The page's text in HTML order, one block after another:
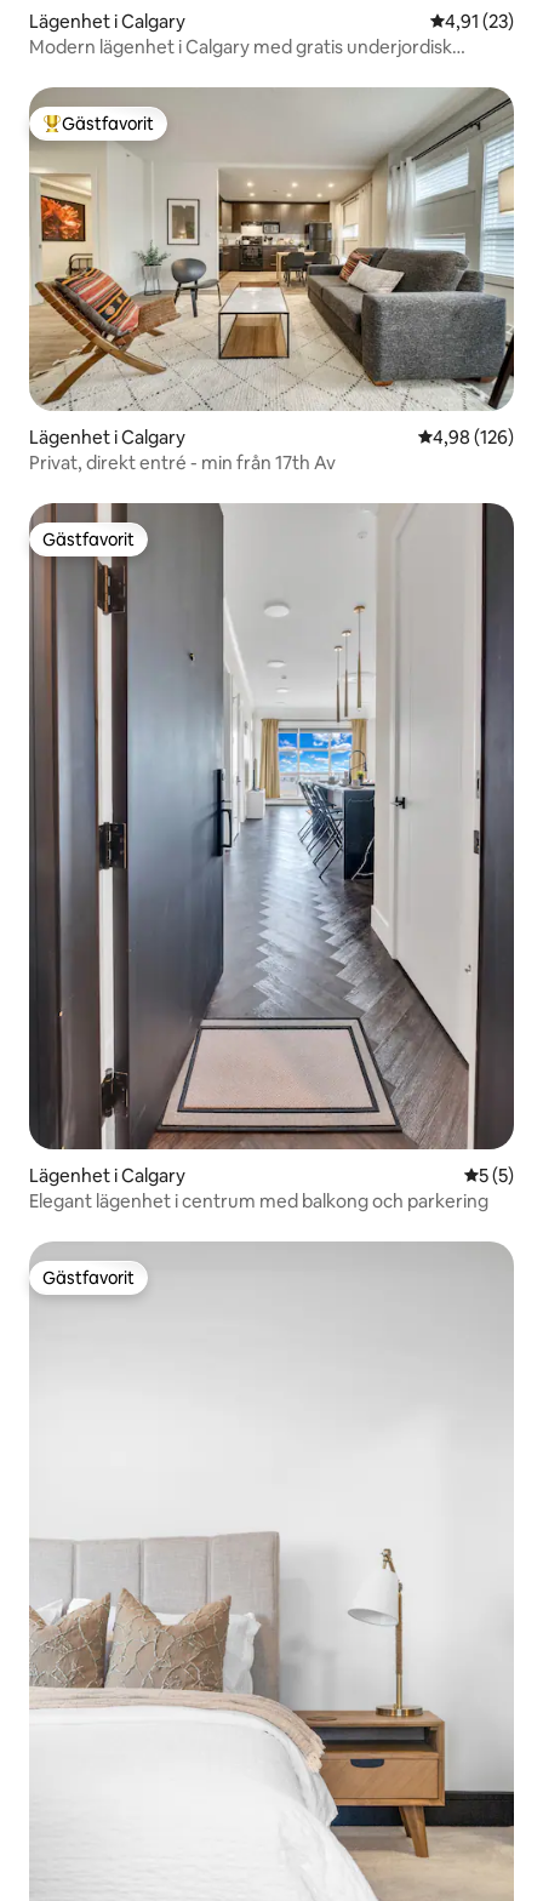
Lägenhet i Calgary 4,91 av 5 i
4,91 (23)
Modern lägenhet i Calgary med gratis underjordisk
Populär gästfavorit
Gästfavorit
Lägenhet i Calgary 4,98 av 5 i
4,98 (126)
Privat, direkt entré - min från 17th Av
Gästfavorit
Gästfavorit
Lägenhet i Calgary 5 av 5 i
5 (5)
Elegant lägenhet i centrum med balkong och parkering
Gästfavorit
Gästfavorit